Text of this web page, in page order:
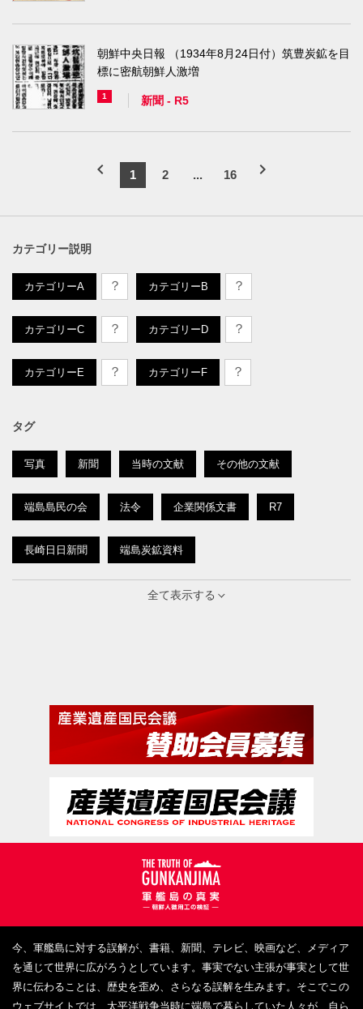
カテゴリー説明
カテゴリーA ？ カテゴリーB ？
カテゴリーC ？ カテゴリーD ？
カテゴリーE ？ カテゴリーF ？
タグ
写真 新聞 当時の文献 その他の文献
端島島民の会 法令 企業関係文書 R7
長崎日日新聞 端島炭鉱資料
抗議文
映画『軍艦島』 長崎新聞
朝鮮総督府 端島 朝鮮関係文書 長崎日報
R5 内鮮融和 台湾 世界遺産
内地在住朝鮮人
三野善造撮影 行事 坑内 R６
全て表示する
朝鮮中央日報 （1934年8月24日付）筑豊炭鉱を目
標に密航朝鮮人激増
1 新聞 - R5
chevron_left 1 2 ... 16 chevron_right
今、軍艦島に対する誤解が、書籍、新聞、テレビ、映画など、メディア
を通じて世界に広がろうとしています。事実でない主張が事実として世
界に伝わることは、歴史を歪め、さらなる誤解を生みます。そこでこの
ウェブサイトでは、太平洋戦争当時に端島で暮らしていた人々が、自ら